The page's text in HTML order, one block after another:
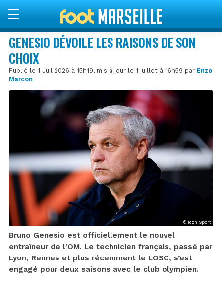
GENESIO DÉVOILE LES RAISONS DE SON
CHOIX
Publié le 1 Juil 2026 à 15h19, mis à jour le 1 juillet à 16h59 par Enzo
Marcon
© Icon Sport
Bruno Genesio est officiellement le nouvel
entraîneur de l’OM. Le technicien français, passé par
Lyon, Rennes et plus récemment le LOSC, s’est
engagé pour deux saisons avec le club olympien.